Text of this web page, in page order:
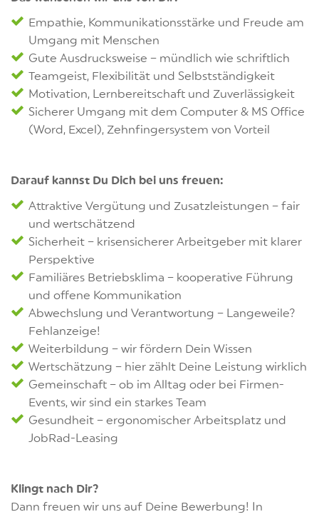
Empathie, Kommunikationsstärke und Freude am
Umgang mit Menschen
Gute Ausdrucksweise – mündlich wie schriftlich
Teamgeist, Flexibilität und Selbstständigkeit
Motivation, Lernbereitschaft und Zuverlässigkeit
Sicherer Umgang mit dem Computer & MS Office
(Word, Excel), Zehnfingersystem von Vorteil
Darauf kannst Du Dich bei uns freuen:
Attraktive Vergütung und Zusatzleistungen – fair
und wertschätzend
Sicherheit – krisensicherer Arbeitgeber mit klarer
Perspektive
Familiäres Betriebsklima – kooperative Führung
und offene Kommunikation
Abwechslung und Verantwortung – Langeweile?
Fehlanzeige!
Weiterbildung – wir fördern Dein Wissen
Wertschätzung – hier zählt Deine Leistung wirklich
Gemeinschaft – ob im Alltag oder bei Firmen-
Events, wir sind ein starkes Team
Gesundheit – ergonomischer Arbeitsplatz und
JobRad-Leasing
Klingt nach Dir?
Dann freuen wir uns auf Deine Bewerbung! In